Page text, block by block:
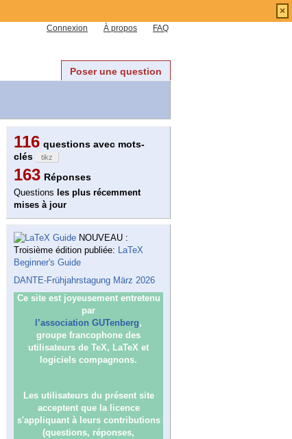
Connexion À propos FAQ
Poser une question
116 questions avec mots-
clés
tikz
163 Réponses
Questions les plus récemment
mises à jour
NOUVEAU :
Troisième édition publiée: LaTeX
Beginner's Guide
DANTE-Frühjahrstagung März 2026
Ce site est joyeusement entretenu
par
l’association GUTenberg,
groupe francophone des
utilisateurs de TeX, LaTeX et
logiciels compagnons.
Les utilisateurs du présent site
acceptent que la licence
s'appliquant à leurs contributions
(questions, réponses,
×